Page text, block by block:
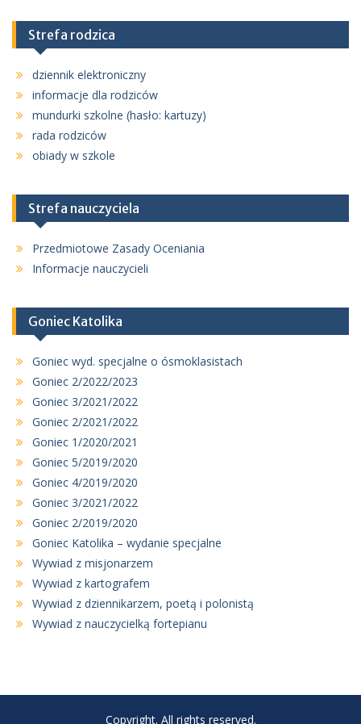
Strefa rodzica
dziennik elektroniczny
informacje dla rodziców
mundurki szkolne (hasło: kartuzy)
rada rodziców
obiady w szkole
Strefa nauczyciela
Przedmiotowe Zasady Oceniania
Informacje nauczycieli
Goniec Katolika
Goniec wyd. specjalne o ósmoklasistach
Goniec 2/2022/2023
Goniec 3/2021/2022
Goniec 2/2021/2022
Goniec 1/2020/2021
Goniec 5/2019/2020
Goniec 4/2019/2020
Goniec 3/2021/2022
Goniec 2/2019/2020
Goniec Katolika – wydanie specjalne
Wywiad z misjonarzem
Wywiad z kartografem
Wywiad z dziennikarzem, poetą i polonistą
Wywiad z nauczycielką fortepianu
Copyright. All rights reserved.